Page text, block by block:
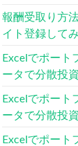
報酬受取り方
イト登録して
Excelでポート
ータで分散投
Excelでポート
ータで分散投
Excelでポート